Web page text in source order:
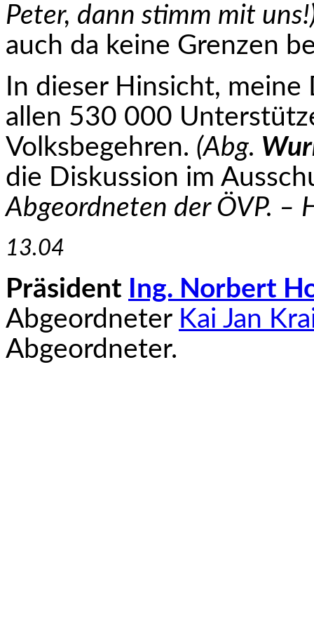
Peter, dann stimm mit
auch da keine Grenzen
In dieser Hinsicht,
allen 530 000
Volksbegehren. (Abg.
die Diskussion im
Abgeordneten der ÖVP. –
13.04
Präsident
Ing. Norbert
Abgeordneter Kai Jan
Abgeordneter.